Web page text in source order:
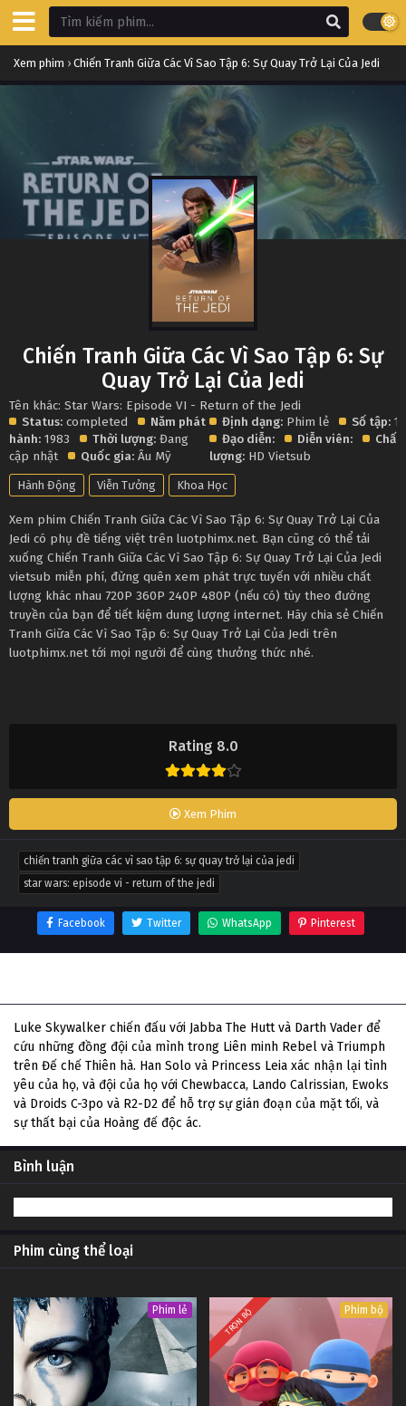
Xem phim › Chiến Tranh Giữa Các Vì Sao Tập 6: Sự Quay Trở Lại Của Jedi
Rating 8.0
Xem Phim
Chiến Tranh Giữa Các Vì Sao Tập 6: Sự
Quay Trở Lại Của Jedi
Tên khác: Star Wars: Episode VI - Return of the Jedi
Status: completed
Năm phát
hành: 1983 Thời lượng: Đang
cập nhật
Quốc gia: Âu Mỹ
Định dạng: Phim lẻ Số tập: 1
Đạo diễn:
Diễn viên:
Chất
lượng: HD Vietsub
Hành Động Viễn Tưởng Khoa Học
Xem phim Chiến Tranh Giữa Các Vì Sao Tập 6: Sự Quay Trở Lại Của
Jedi có phụ đề tiếng việt trên luotphimx.net. Bạn cũng có thể tải
xuống Chiến Tranh Giữa Các Vì Sao Tập 6: Sự Quay Trở Lại Của Jedi
vietsub miễn phí, đừng quên xem phát trực tuyến với nhiều chất
lượng khác nhau 720P 360P 240P 480P (nếu có) tùy theo đường
truyền của bạn để tiết kiệm dung lượng internet. Hãy chia sẻ Chiến
Tranh Giữa Các Vì Sao Tập 6: Sự Quay Trở Lại Của Jedi trên
luotphimx.net tới mọi người để cùng thưởng thức nhé.
chiến tranh giữa các vì sao tập 6: sự quay trở lại của jedi
star wars: episode vi - return of the jedi
Facebook Twitter WhatsApp Pinterest
Luke Skywalker chiến đấu với Jabba The Hutt và Darth Vader để
cứu những đồng đội của mình trong Liên minh Rebel và Triumph
trên Đế chế Thiên hà. Han Solo và Princess Leia xác nhận lại tình
yêu của họ, và đội của họ với Chewbacca, Lando Calrissian, Ewoks
và Droids C-3po và R2-D2 để hỗ trợ sự gián đoạn của mặt tối, và
sự thất bại của Hoàng đế độc ác.
Bình luận
Phim cùng thể loại
Phim lẻ TRỌN BỘ Phim bộ